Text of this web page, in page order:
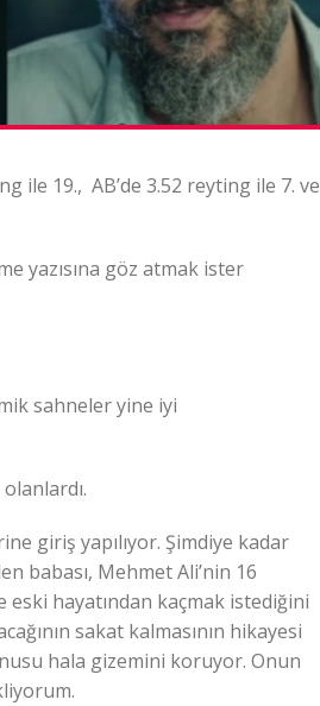
ile 19., AB’de 3.52 reyting ile 7. ve
yazısına göz atmak ister
sahneler yine iyi
giriş yapılıyor. Şimdiye kadar
babası, Mehmet Ali’nin 16
eski hayatından kaçmak istediğini
sakat kalmasının hikayesi
hala gizemini koruyor. Onun